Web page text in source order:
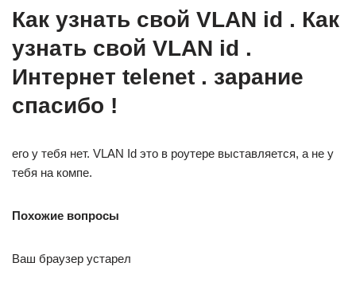
Как узнать свой VLAN id . Как
узнать свой VLAN id .
Интернет telenet . зарание
спасибо !
его у тебя нет. VLAN Id это в роутере выставляется, а не у
тебя на компе.
Похожие вопросы
Ваш браузер устарел